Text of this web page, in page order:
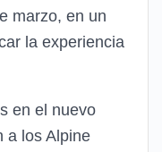
marzo, en un
la experiencia
en el nuevo
a los Alpine